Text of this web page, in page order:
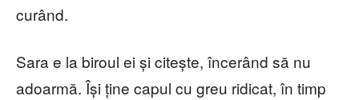
curând.
Sara e la biroul ei și citește, încerând să nu
adoarmă. Își ține capul cu greu ridicat, în timp